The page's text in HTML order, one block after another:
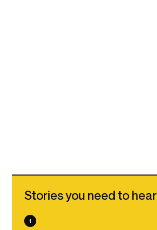
Stories you need to hear
1